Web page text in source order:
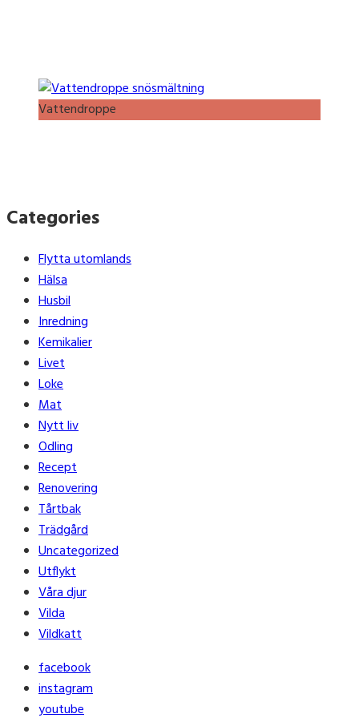
Vattendroppe
Categories
Flytta utomlands
Hälsa
Husbil
Inredning
Kemikalier
Livet
Loke
Mat
Nytt liv
Odling
Recept
Renovering
Tårtbak
Trädgård
Uncategorized
Utflykt
Våra djur
Vilda
Vildkatt
facebook
instagram
youtube